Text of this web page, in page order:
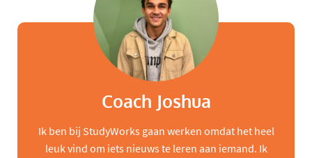
Coach Joshua
Ik ben bij StudyWorks gaan werken omdat het heel
leuk vind om iets nieuws te leren aan iemand. Ik